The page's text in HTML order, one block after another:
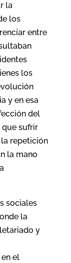
la
los
entre
los
y en esa
del
sufrir
repetición
la mano
sociales
la
y
el